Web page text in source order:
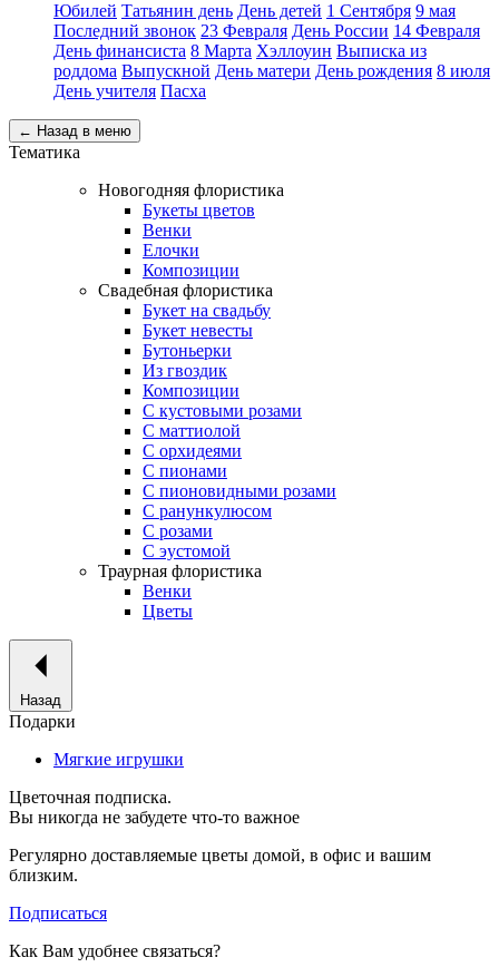
Юбилей Татьянин день День детей 1 Сентября 9 мая
Последний звонок 23 Февраля День России 14 Февраля
День финансиста 8 Марта Хэллоуин Выписка из
роддома Выпускной День матери День рождения 8 июля
День учителя Пасха
← Назад в меню
Тематика
Новогодняя флористика
Букеты цветов
Венки
Елочки
Композиции
Свадебная флористика
Букет на свадьбу
Букет невесты
Бутоньерки
Из гвоздик
Композиции
С кустовыми розами
С маттиолой
С орхидеями
С пионами
С пионовидными розами
С ранункулюсом
С розами
С эустомой
Траурная флористика
Венки
Цветы
Назад
Подарки
Мягкие игрушки
Цветочная подписка.
Вы никогда не забудете что-то важное
Регулярно доставляемые цветы домой, в офис и вашим
близким.
Подписаться
Как Вам удобнее связаться?